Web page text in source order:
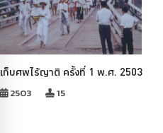
เก็บศพไร้ญาติ ครั้งที่ 1 พ.ศ. 2503
2503 15